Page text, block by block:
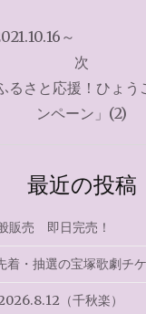
～
次
るさと応援！ひょう
ンペーン」(2)
最近の投稿
販売 即日完売！
着・抽選の宝塚歌劇チ
（千秋楽）